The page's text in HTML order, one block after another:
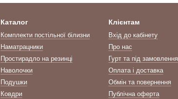
Каталог
Комплекти постільної білизни
Наматрацники
Простирадло на резинці
Наволочки
Подушки
Ковдри
Клієнтам
Вхід до кабінету
Про нас
Гурт та під замовлення
Оплата і доставка
Обмін та повернення
Публічна оферта